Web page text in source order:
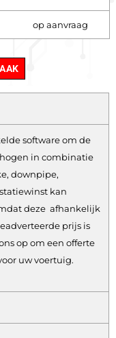
op aanvraag
software om de
in combinatie
downpipe,
kan
deze afhankelijk
prijs is
op om een offerte
uw voertuig.